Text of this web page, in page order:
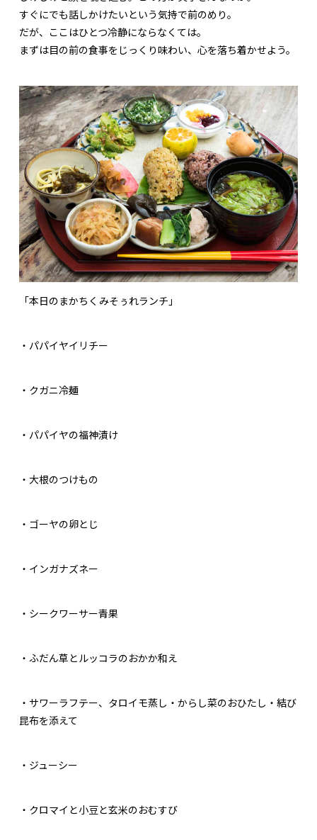
すぐにでも話しかけたいという気持で前のめり。
だが、ここはひとつ冷静にならなくては。
まずは目の前の食事をじっくり味わい、心を落ち着かせよう。
「本日のまかちくみそぅれランチ」
・パパイヤイリチー
・クガニ冷麺
・パパイヤの福神漬け
・大根のつけもの
・ゴーヤの卵とじ
・インガナズネー
・シークワーサー青果
・ふだん草とルッコラのおかか和え
・サワーラフテー、タロイモ蒸し・からし菜のおひたし・結び
昆布を添えて
・ジューシー
・クロマイと小豆と玄米のおむすび